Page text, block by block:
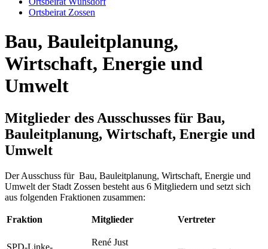
Ortsbeirat Zossen
Bau, Bauleitplanung,
Wirtschaft, Energie und
Umwelt
Mitglieder des Ausschusses für Bau,
Bauleitplanung, Wirtschaft, Energie und
Umwelt
Der Ausschuss für Bau, Bauleitplanung, Wirtschaft, Energie und
Umwelt der Stadt Zossen besteht aus 6 Mitgliedern und setzt sich
aus folgenden Fraktionen zusammen:
Fraktion Mitglieder Vertreter
SPD-Linke-
René Just